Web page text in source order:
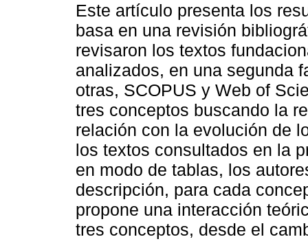
Este artículo presenta los
basa en una revisión
revisaron los textos
analizados, en una segunda
otras, SCOPUS y Web of
tres conceptos buscando la
relación con la evolución de
los textos consultados en la
en modo de tablas, los
descripción, para cada
propone una interacción
tres conceptos, desde el